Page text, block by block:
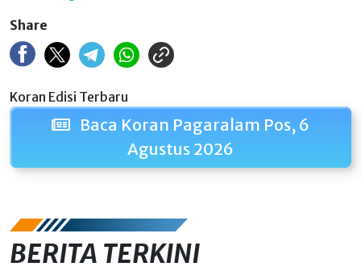
Share
Koran Edisi Terbaru
Baca Koran Pagaralam Pos, 6
Agustus 2026
BERITA TERKINI